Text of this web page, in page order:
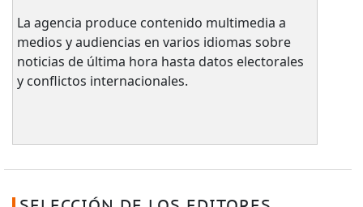
La agencia produce contenido multimedia a
medios y audiencias en varios idiomas sobre
noticias de última hora hasta datos electorales
y conflictos internacionales.